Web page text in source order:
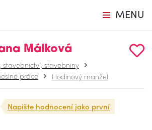
MENU
Málková
stavebnictví, stavebniny
práce
Hodinový manžel
Napište hodnocení jako první